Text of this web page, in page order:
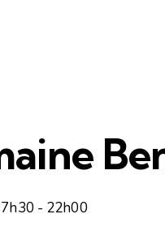
- 22h00